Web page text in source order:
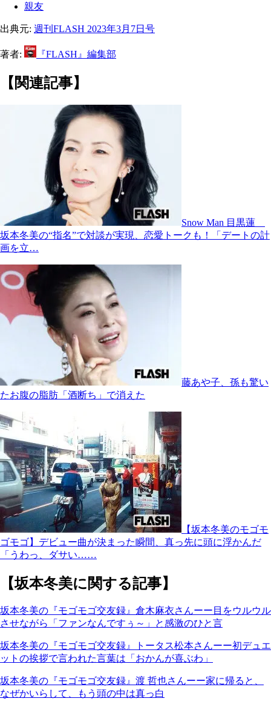
親友
出典元: 週刊FLASH 2023年3月7日号
著者: 『FLASH』編集部
【関連記事】
Snow Man 目黒蓮
坂本冬美の“指名”で対談が実現、恋愛トークも！「デートの計
画を立…
藤あや子、孫も驚い
たお腹の脂肪「酒断ち」で消えた
【坂本冬美のモゴモ
ゴモゴ】デビュー曲が決まった瞬間、真っ先に頭に浮かんだ
「うわっ、ダサい……
【坂本冬美に関する記事】
坂本冬美の『モゴモゴ交友録』倉木麻衣さんーー目をウルウル
させながら「ファンなんですぅ～」と感激のひと言
坂本冬美の『モゴモゴ交友録』トータス松本さんーー初デュエ
ットの挨拶で言われた言葉は「おかんが喜ぶわ」
坂本冬美の『モゴモゴ交友録』渡 哲也さんーー家に帰ると、
なぜかいらして、もう頭の中は真っ白